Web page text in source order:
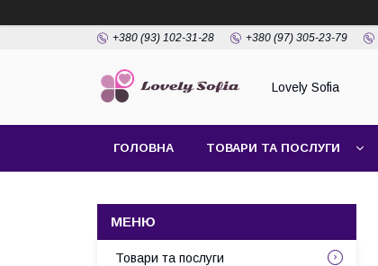
+380 (93) 102-31-28 +380 (97) 305-23-79
Lovely Sofia
ГОЛОВНА ТОВАРИ ТА ПОСЛУГИ
Товари та послуги